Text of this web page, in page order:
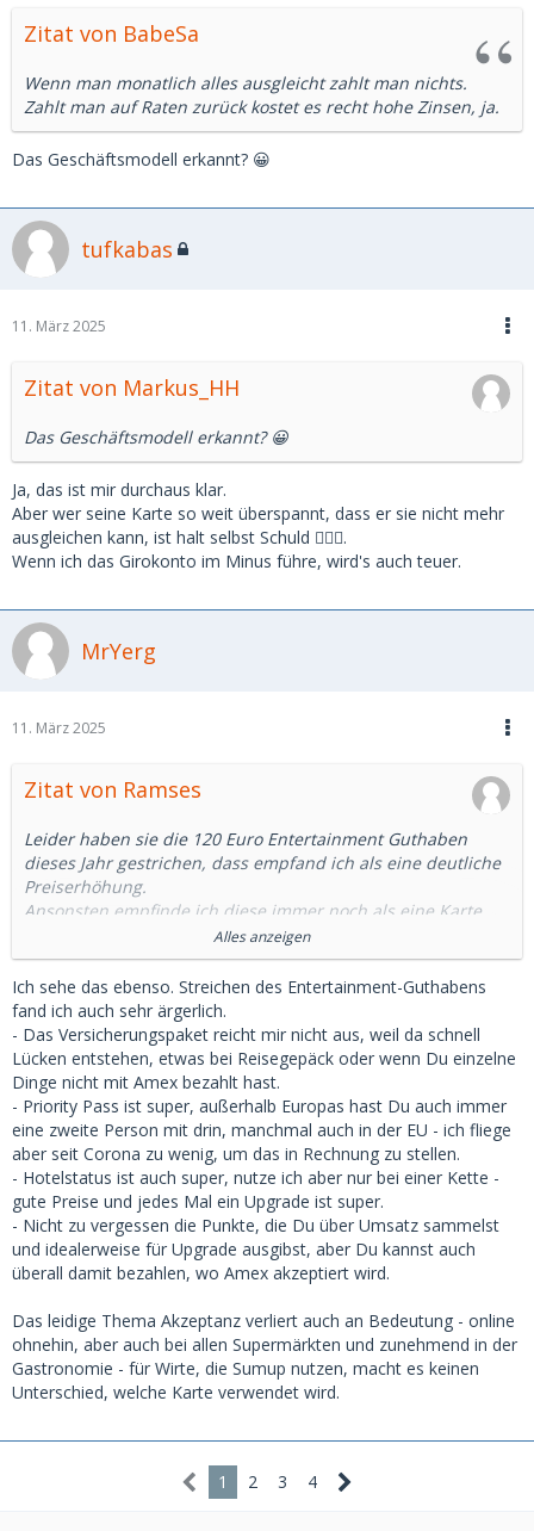
Zitat von BabeSa
Wenn man monatlich alles ausgleicht zahlt man nichts.
Zahlt man auf Raten zurück kostet es recht hohe Zinsen, ja.
Das Geschäftsmodell erkannt? 😀
tufkabas
11. März 2025
Zitat von Markus_HH
Das Geschäftsmodell erkannt? 😀
Ja, das ist mir durchaus klar.
Aber wer seine Karte so weit überspannt, dass er sie nicht mehr
ausgleichen kann, ist halt selbst Schuld 🤷🏼‍♀️.
Wenn ich das Girokonto im Minus führe, wird's auch teuer.
MrYerg
11. März 2025
Zitat von Ramses
Leider haben sie die 120 Euro Entertainment Guthaben
dieses Jahr gestrichen, dass empfand ich als eine deutliche
Preiserhöhung.
Ansonsten empfinde ich diese immer noch als eine Karte
Sicher keine Karte für jeden, aber neben den Guthaben
schätze ich:
-das umfangreiche Versicherungspaket
-die Partner Platin Karte inklusive der Vorteile (zweiter
Priority Pass und Status bei diversen Hotels)
-die Hotel Status
Selbst das Sixt Ride Guthaben lässt sich manchmal sinnvoll
einsetzen
Unter dem Strich sind einige Benefits schwer in Geld
umzurechnen, aber ich habe diese gerne.
Alles anzeigen
Ich sehe das ebenso. Streichen des Entertainment-Guthabens
fand ich auch sehr ärgerlich.
- Das Versicherungspaket reicht mir nicht aus, weil da schnell
Lücken entstehen, etwas bei Reisegepäck oder wenn Du einzelne
Dinge nicht mit Amex bezahlt hast.
- Priority Pass ist super, außerhalb Europas hast Du auch immer
eine zweite Person mit drin, manchmal auch in der EU - ich fliege
aber seit Corona zu wenig, um das in Rechnung zu stellen.
- Hotelstatus ist auch super, nutze ich aber nur bei einer Kette -
gute Preise und jedes Mal ein Upgrade ist super.
- Nicht zu vergessen die Punkte, die Du über Umsatz sammelst
und idealerweise für Upgrade ausgibst, aber Du kannst auch
überall damit bezahlen, wo Amex akzeptiert wird.
Das leidige Thema Akzeptanz verliert auch an Bedeutung - online
ohnehin, aber auch bei allen Supermärkten und zunehmend in der
Gastronomie - für Wirte, die Sumup nutzen, macht es keinen
Unterschied, welche Karte verwendet wird.
1 2 3 4